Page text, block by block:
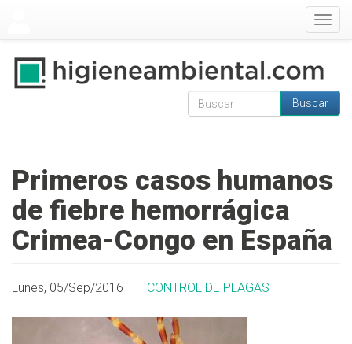
Formulario de
Buscar
Primeros casos humanos
de fiebre hemorrágica
Crimea-Congo en España
Lunes, 05/Sep/2016 CONTROL DE PLAGAS